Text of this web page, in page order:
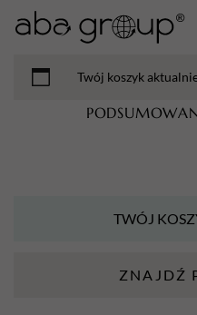
Twój koszyk
TWÓJ
ZNAJDŹ